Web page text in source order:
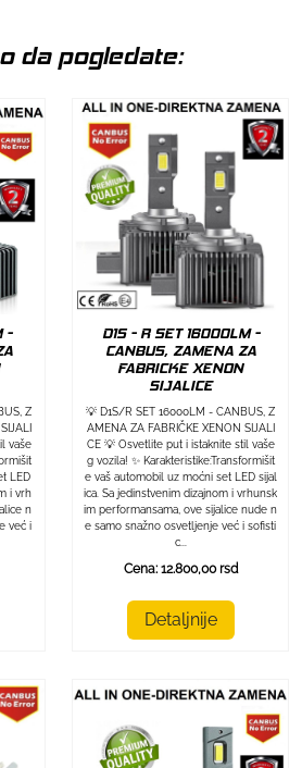
da pogledate:
-
Z
vaše
LED
i vrh
n
već i
D1S - R SET 16000LM -
CANBUS, ZAMENA ZA
FABRICKE XENON
SIJALICE
💡 D1S/R SET 16000LM - CANBUS, Z
AMENA ZA FABRIČKE XENON SIJALI
CE 💡 Osvetlite put i istaknite stil vaše
g vozila! ✨ Karakteristike:Transformišit
e vaš automobil uz moćni set LED sijal
ica. Sa jedinstvenim dizajnom i vrhunsk
im performansama, ove sijalice nude n
e samo snažno osvetljenje već i sofisti
c...
Cena: 12.800,00 rsd
Detaljnije